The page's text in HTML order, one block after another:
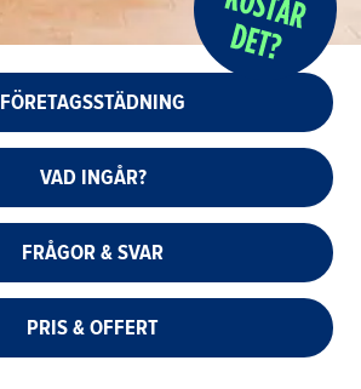
FÖRETAGSSTÄDNING
VAD INGÅR?
FRÅGOR & SVAR
PRIS & OFFERT